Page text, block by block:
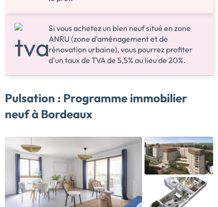
Si vous achetez un bien neuf situé en zone
ANRU (zone d'aménagement et de
rénovation urbaine), vous pourrez profiter
d'un taux de TVA de 5,5% au lieu de 20%.
Pulsation : Programme immobilier
neuf à Bordeaux